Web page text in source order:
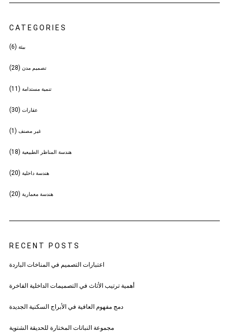
CATEGORIES
بيئة (6)
تصميم مدن (28)
تنمية مستدامة (11)
عقارات (30)
غير مصنف (1)
هندسة المناظر الطبيعية (18)
هندسة داخلية (20)
هندسة معمارية (20)
RECENT POSTS
اعتبارات التصميم في المناخات الباردة
أهمية ترتيب الأثاث في التصميمات الداخلية الفاخرة
دمج مفهوم العافية في الأبراج السكنية الجديدة
مجموعة النباتات المختارة للحديقة الشتوية